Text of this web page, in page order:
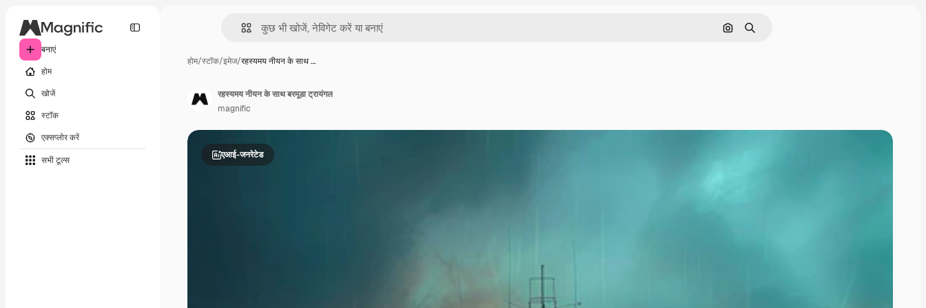
बनाएं
होम
खोजें
स्टॉक
एक्सप्लोर करें
सभी टूल्‍स
इमेज से खोजें
खोजें
होम/स्टॉक/इमेज/रहस्यमय नीयन के साथ …
एआई-जनरेटेड
रहस्यमय नीयन के साथ बरमूडा ट्रायंगल
magnific